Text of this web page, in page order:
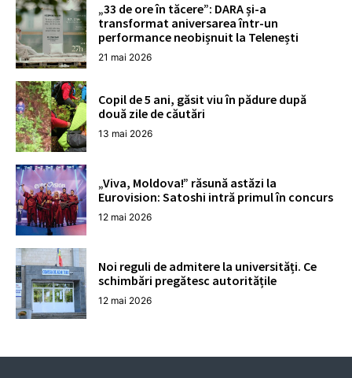
„33 de ore în tăcere”: DARA și-a
transformat aniversarea într-un
performance neobișnuit la Telenești
21 mai 2026
Copil de 5 ani, găsit viu în pădure după
două zile de căutări
13 mai 2026
„Viva, Moldova!” răsună astăzi la
Eurovision: Satoshi intră primul în concurs
12 mai 2026
Noi reguli de admitere la universități. Ce
schimbări pregătesc autoritățile
12 mai 2026